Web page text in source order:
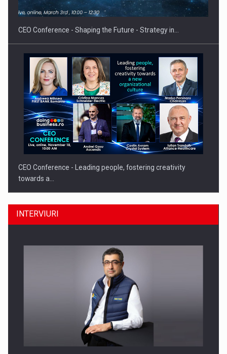
CEO Conference - Shaping the Future - Strategy in…
CEO Conference - Leading people, fostering creativity
towards a…
CEO Conference - Shaping The Future - Technology and…
INTERVIURI